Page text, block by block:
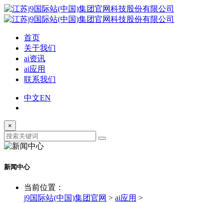
首页
关于我们
ai资讯
ai应用
联系我们
中文EN
×
新闻中心
当前位置：
j9国际站(中国)集团官网 > ai应用 >